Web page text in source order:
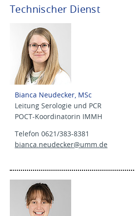
Technischer Dienst
Bianca Neudecker, MSc
Leitung Serologie und PCR
POCT-Koordinatorin IMMH
Telefon 0621/383-8381
bianca.neudecker@umm.de